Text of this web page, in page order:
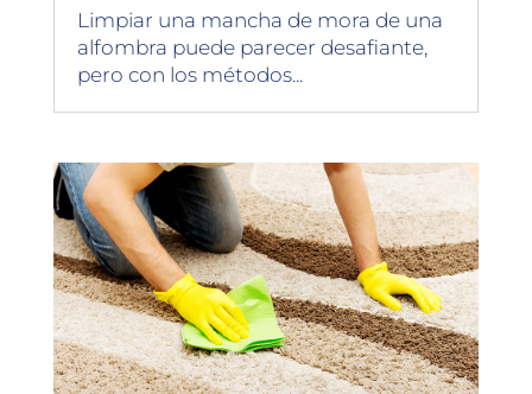
Limpiar una mancha de mora de una
alfombra puede parecer desafiante,
pero con los métodos...